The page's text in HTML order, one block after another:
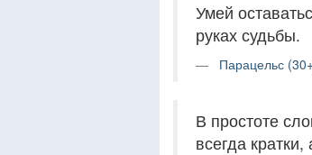
Умей
руках судьбы.
Парацельс
В простоте
всегда